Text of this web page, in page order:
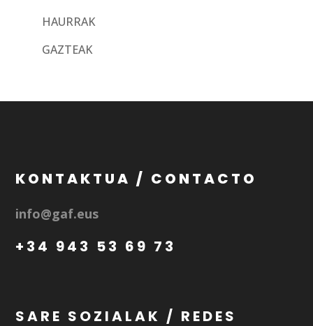
HAURRAK
GAZTEAK
KONTAKTUA / CONTACTO
info@gaf.eus
+34 943 53 69 73
SARE SOZIALAK / REDES